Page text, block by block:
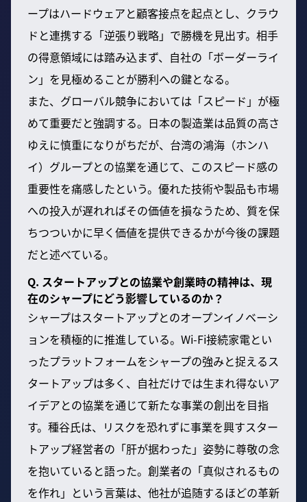
ープはハードウェアと顧客接点を起点とし、クラウ
ドと連携する「逆張り戦略」で勝機を見出す。相手
の得意領域には踏み込まず、自社の「ボーダーライ
ン」を見極めることが勝利への鍵となる。
また、グローバル競争においては「スピード」が極
めて重要だと強調する。日本の製造業は品質の高さ
ゆえに慎重になりがちだが、台湾の鴻海（ホンハ
イ）グループとの協業を通じて、このスピード感の
重要性を痛感したという。優れた技術や製品も市場
への投入が遅れればその価値を損なうため、質を保
ちつついかに早く価値を提供できるかが今後の課題
だと述べている。
Q. スタートアップとの協業や創業時の精神は、現
在のシャープにどう影響しているのか？
シャープはスタートアップとのオープンイノベーシ
ョンを積極的に推進している。Wi-Fi接続家電とい
ったプラットフォームをシャープの強みと捉えるス
タートアップは多く、自社だけでは生まれ得ないア
イデアとの協業を通じて新たな事業の創出を目指
す。種谷氏は、リスクを恐れずに事業を興すスター
トアップ経営者の「肝が据わった」姿勢に尊敬の念
を抱いていると語った。創業者の「真似されるもの
を作れ」という言葉は、他社が追随するほどの革新